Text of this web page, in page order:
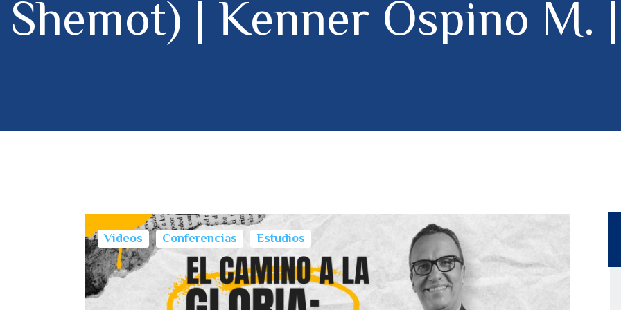
Shemot) | Kenner Ospino M. |
Videos Conferencias Estudios